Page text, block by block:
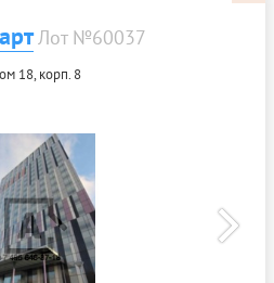
Лот №60037
18, корп. 8